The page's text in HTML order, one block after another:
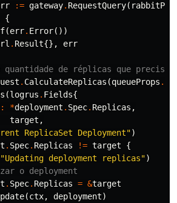
:= gateway. RequestQuery(
{
(err. Error())
. Result{},
err
de réplicas que precisa
. CalculateReplicas (queueProps .
(logrus . Fields{
: *deployment . Spec. Replicas ,
target ,
ReplicaSet Deployment")
. Spec. Replicas != target
{
"Updating deployment replicas")
o deployment
. Spec. Replicas = &target
(ctx, deployment)